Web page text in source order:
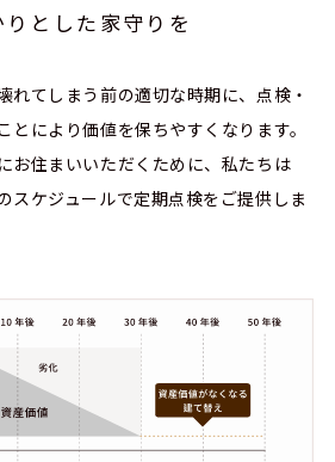
とした家守りを
れてしまう前の適切な時期に、点検・
とにより価値を保ちやすくなります。
お住まいいただくために、私たちは
スケジュールで定期点検をご提供しま